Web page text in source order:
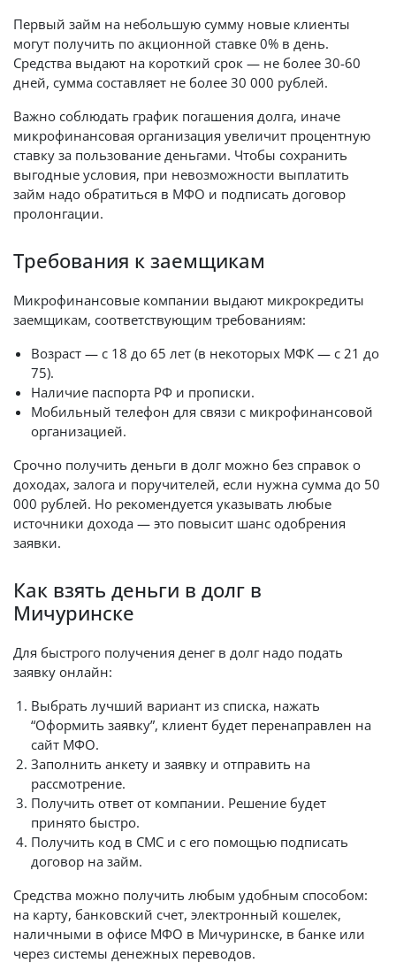
Первый займ на небольшую сумму новые клиенты
могут получить по акционной ставке 0% в день.
Средства выдают на короткий срок — не более 30-60
дней, сумма составляет не более 30 000 рублей.
Важно соблюдать график погашения долга, иначе
микрофинансовая организация увеличит процентную
ставку за пользование деньгами. Чтобы сохранить
выгодные условия, при невозможности выплатить
займ надо обратиться в МФО и подписать договор
пролонгации.
Требования к заемщикам
Микрофинансовые компании выдают микрокредиты
заемщикам, соответствующим требованиям:
Возраст — с 18 до 65 лет (в некоторых МФК — с 21 до
75).
Наличие паспорта РФ и прописки.
Мобильный телефон для связи с микрофинансовой
организацией.
Срочно получить деньги в долг можно без справок о
доходах, залога и поручителей, если нужна сумма до 50
000 рублей. Но рекомендуется указывать любые
источники дохода — это повысит шанс одобрения
заявки.
Как взять деньги в долг в
Мичуринске
Для быстрого получения денег в долг надо подать
заявку онлайн:
Выбрать лучший вариант из списка, нажать
“Оформить заявку”, клиент будет перенаправлен на
сайт МФО.
Заполнить анкету и заявку и отправить на
рассмотрение.
Получить ответ от компании. Решение будет
принято быстро.
Получить код в СМС и с его помощью подписать
договор на займ.
Средства можно получить любым удобным способом:
на карту, банковский счет, электронный кошелек,
наличными в офисе МФО в Мичуринске, в банке или
через системы денежных переводов.